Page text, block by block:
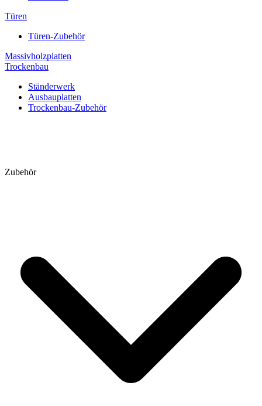
Türen
Türen-Zubehör
Massivholzplatten
Trockenbau
Ständerwerk
Ausbauplatten
Trockenbau-Zubehör
Zubehör